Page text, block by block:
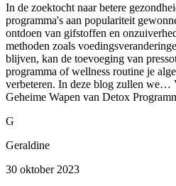
In de zoektocht naar betere
programma's aan populariteit
ontdoen van gifstoffen en
methoden zoals
blijven, kan de toevoeging van
programma of wellness routine je
verbeteren. In deze blog zullen we…
Geheime Wapen van Detox
G
Geraldine
30 oktober 2023